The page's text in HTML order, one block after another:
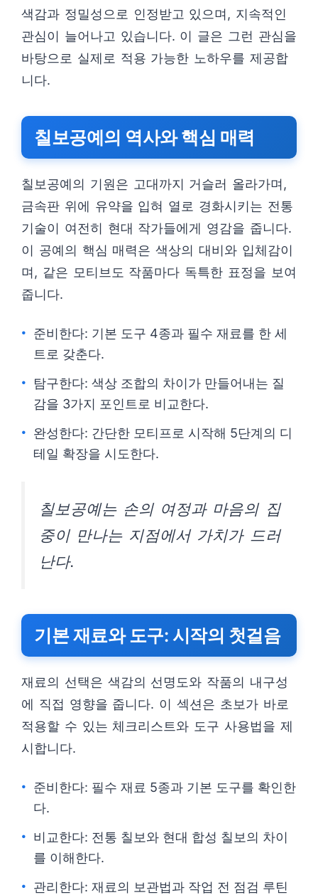
색감과 정밀성으로 인정받고 있으며, 지속적인
관심이 늘어나고 있습니다. 이 글은 그런 관심을
바탕으로 실제로 적용 가능한 노하우를 제공합
니다.
칠보공예의 역사와 핵심 매력
칠보공예의 기원은 고대까지 거슬러 올라가며,
금속판 위에 유약을 입혀 열로 경화시키는 전통
기술이 여전히 현대 작가들에게 영감을 줍니다.
이 공예의 핵심 매력은 색상의 대비와 입체감이
며, 같은 모티브도 작품마다 독특한 표정을 보여
줍니다.
준비한다: 기본 도구 4종과 필수 재료를 한 세
트로 갖춘다.
탐구한다: 색상 조합의 차이가 만들어내는 질
감을 3가지 포인트로 비교한다.
완성한다: 간단한 모티프로 시작해 5단계의 디
테일 확장을 시도한다.
칠보공예는 손의 여정과 마음의 집
중이 만나는 지점에서 가치가 드러
난다.
기본 재료와 도구: 시작의 첫걸음
재료의 선택은 색감의 선명도와 작품의 내구성
에 직접 영향을 줍니다. 이 섹션은 초보가 바로
적용할 수 있는 체크리스트와 도구 사용법을 제
시합니다.
준비한다: 필수 재료 5종과 기본 도구를 확인한
다.
비교한다: 전통 칠보와 현대 합성 칠보의 차이
를 이해한다.
관리한다: 재료의 보관법과 작업 전 점검 루틴